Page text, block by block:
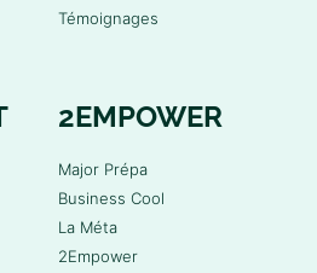
Témoignages
2EMPOWER
Major Prépa
Business Cool
La Méta
2Empower